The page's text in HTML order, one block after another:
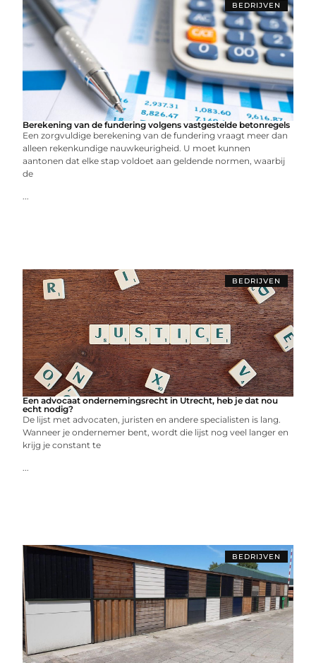
BEDRIJVEN
Berekening van de fundering volgens vastgestelde betonregels
Een zorgvuldige berekening van de fundering vraagt meer dan
alleen rekenkundige nauwkeurigheid. U moet kunnen
aantonen dat elke stap voldoet aan geldende normen, waarbij
de
...
BEDRIJVEN
Een advocaat ondernemingsrecht in Utrecht, heb je dat nou
echt nodig?
De lijst met advocaten, juristen en andere specialisten is lang.
Wanneer je ondernemer bent, wordt die lijst nog veel langer en
krijg je constant te
...
BEDRIJVEN